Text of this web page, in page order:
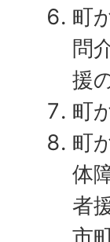
町
問
援
町
町
体
者